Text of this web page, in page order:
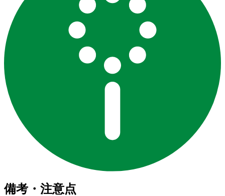
備考・注意点